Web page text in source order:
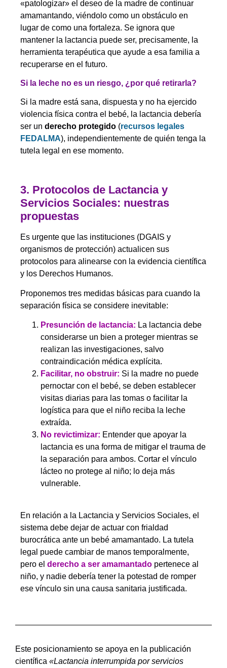
«patologizar» el deseo de la madre de continuar
amamantando, viéndolo como un obstáculo en
lugar de como una fortaleza. Se ignora que
mantener la lactancia puede ser, precisamente, la
herramienta terapéutica que ayude a esa familia a
recuperarse en el futuro.
Si la leche no es un riesgo, ¿por qué retirarla?
Si la madre está sana, dispuesta y no ha ejercido
violencia física contra el bebé, la lactancia debería
ser un derecho protegido (recursos legales
FEDALMA), independientemente de quién tenga la
tutela legal en ese momento.
3. Protocolos de Lactancia y
Servicios Sociales: nuestras
propuestas
Es urgente que las instituciones (DGAIS y
organismos de protección) actualicen sus
protocolos para alinearse con la evidencia científica
y los Derechos Humanos.
Proponemos tres medidas básicas para cuando la
separación física se considere inevitable:
Presunción de lactancia: La lactancia debe
considerarse un bien a proteger mientras se
realizan las investigaciones, salvo
contraindicación médica explícita.
Facilitar, no obstruir: Si la madre no puede
pernoctar con el bebé, se deben establecer
visitas diarias para las tomas o facilitar la
logística para que el niño reciba la leche
extraída.
No revictimizar: Entender que apoyar la
lactancia es una forma de mitigar el trauma de
la separación para ambos. Cortar el vínculo
lácteo no protege al niño; lo deja más
vulnerable.
En relación a la Lactancia y Servicios Sociales, el
sistema debe dejar de actuar con frialdad
burocrática ante un bebé amamantado. La tutela
legal puede cambiar de manos temporalmente,
pero el derecho a ser amamantado pertenece al
niño, y nadie debería tener la potestad de romper
ese vínculo sin una causa sanitaria justificada.
Este posicionamiento se apoya en la publicación
científica «Lactancia interrumpida por servicios